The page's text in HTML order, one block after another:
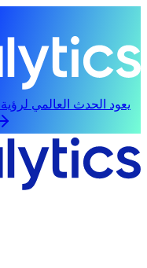
يعود الحدث العالمي